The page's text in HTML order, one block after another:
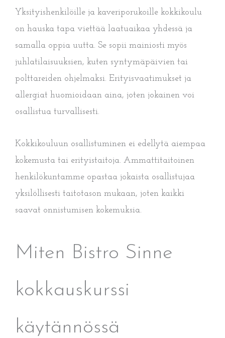
Yksityishenkilöille ja kaveriporukoille kokkikoulu
on hauska tapa viettää laatuaikaa yhdessä ja
samalla oppia uutta. Se sopii mainiosti myös
juhlatilaisuuksien, kuten syntymäpäivien tai
polttareiden ohjelmaksi. Erityisvaatimukset ja
allergiat huomioidaan aina, joten jokainen voi
osallistua turvallisesti.
Kokkikouluun osallistuminen ei edellytä aiempaa
kokemusta tai erityistaitoja. Ammattitaitoinen
henkilökuntamme opastaa jokaista osallistujaa
yksilöllisesti taitotason mukaan, joten kaikki
saavat onnistumisen kokemuksia.
Miten Bistro Sinne
kokkauskurssi
käytännössä